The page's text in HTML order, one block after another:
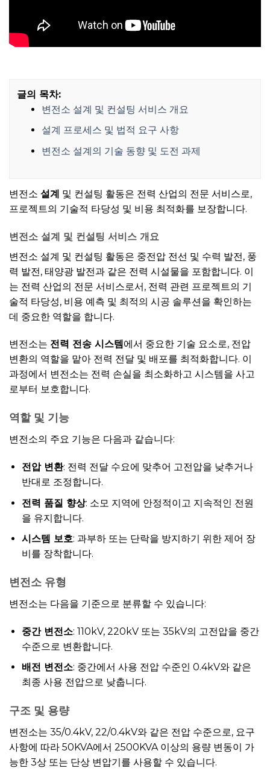
글의 목차:
변전소 설계 및 컨설팅 서비스 개요
설계 프로세스 및 법적 요구 사항
변전소 설계의 기술 동향 및 도전 과제
변전소 설계 및 컨설팅 활동은 전력 산업의 전문 서비스로,
프로젝트의 기술적 타당성 및 비용 최적화를 보장합니다.
변전소 설계 및 컨설팅 서비스 개요
변전소 설계 및 컨설팅 활동은 중전압 전선 및 수력 발전, 풍
력 발전, 태양광 발전과 같은 전력 시설물을 포함합니다. 이
는 전력 산업의 전문 서비스로서, 전력 관련 프로젝트의 기
술적 타당성, 비용 예측 및 최적의 시공 솔루션을 확인하는
데 중요한 역할을 합니다.
변전소는 전력 전송 시스템 에서 중요한 기술 요소로, 전압
변환의 역할을 맡아 전력 전달 및 배포를 최적화합니다. 이
과정에서 변전소는 전력 손실을 최소화하고 시스템을 사고
로부터 보호합니다.
역할 및 기능
변전소의 주요 기능은 다음과 같습니다:
전압 변환: 전력 전달 수요에 맞추어 고전압을 낮추거나
반대로 조정합니다.
전력 품질 향상: 소모 지역에 안정적이고 지속적인 전원
을 유지합니다.
시스템 보호: 과부하 또는 단락을 방지하기 위한 제어 장
비를 장착합니다.
변전소 유형
변전소는 다음을 기준으로 분류할 수 있습니다:
중간 변전소: 110kV, 220kV 또는 35kV의 고전압을 중간
수준으로 변환합니다.
배전 변전소: 중간에서 사용 전압 수준인 0.4kV와 같은
최종 사용 전압으로 낮춥니다.
구조 및 용량
변전소는 35/0.4kV, 22/0.4kV와 같은 전압 수준으로, 요구
사항에 따라 50KVA에서 2500KVA 이상의 용량 변동이 가
능한 3상 또는 단상 변압기를 사용할 수 있습니다.